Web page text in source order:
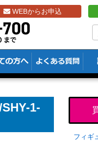
WEBからお申込
1-
フィギ